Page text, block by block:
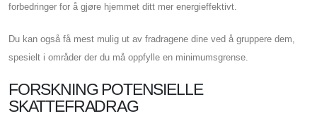
forbedringer for å gjøre hjemmet ditt mer energieffektivt.
Du kan også få mest mulig ut av fradragene dine ved å gruppere dem,
spesielt i områder der du må oppfylle en minimumsgrense.
FORSKNING POTENSIELLE
SKATTEFRADRAG